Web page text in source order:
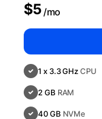
1 x 3.3 GHzCPU
2 GB RAM
40 GB NVMe
$5/mo